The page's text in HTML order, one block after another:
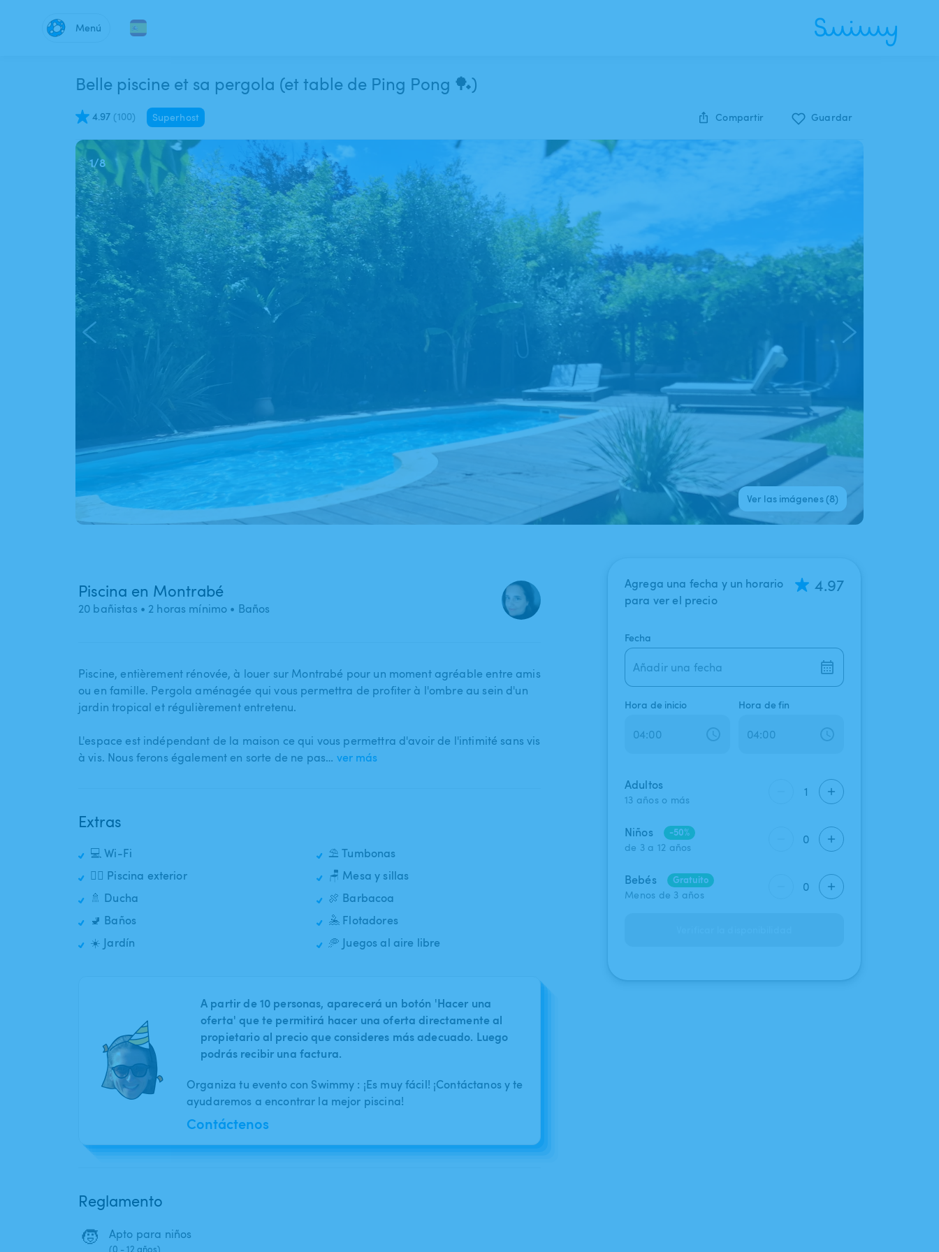
Menú
Belle piscine et sa pergola (et table de Ping Pong 🏓)
4.97 (100) Superhost Compartir Guardar
1/8
Ver las imágenes (8)
Piscina en Montrabé
20 bañistas • 2 horas mínimo • Baños
Piscine​,​ entièrement rénovée​,​ à louer sur Montrabé pour un moment agréable entre amis
ou en famille. Pergola aménagée qui vous permettra de profiter à l'ombre au sein d'un
jardin tropical et régulièrement entretenu.
L'espace est indépendant de la maison ce qui vous permettra d'avoir de l'intimité sans vis
à vis. Nous ferons également en sorte de ne pas… ver más
Extras
💻 Wi-Fi
🏊‍♂️ Piscina exterior
🚿 Ducha
🚽 Baños
☀️ Jardín
⛱️ Tumbonas
🪑 Mesa y sillas
🍖 Barbacoa
🤽 Flotadores
🥏 Juegos al aire libre
A partir de 10 personas, aparecerá un botón 'Hacer una
oferta' que te permitirá hacer una oferta directamente al
propietario al precio que consideres más adecuado. Luego
podrás recibir una factura.
Organiza tu evento con Swimmy : ¡Es muy fácil! ¡Contáctanos y te
ayudaremos a encontrar la mejor piscina!
Contáctenos
Reglamento
🧒 Apto para niños
(0 - 12 años)
Agrega una fecha y un horario
para ver el precio
4.97
Fecha
Añadir una fecha
Hora de inicio Hora de fin
Adultos
13 años o más
1
Niños
-50%
de 3 a 12 años
0
Bebés
Gratuito
Menos de 3 años
0